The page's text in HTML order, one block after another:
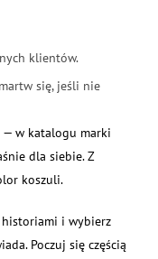
klientów.
się, jeśli nie
w katalogu marki
dla siebie. Z
koszuli.
i wybierz
Poczuj się częścią